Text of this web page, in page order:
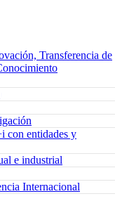
Transferencia de
con entidades y
e industrial
Internacional